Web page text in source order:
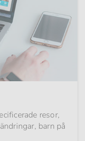
resor,
barn på